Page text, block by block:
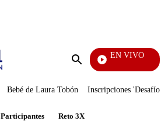
Enviar
EN VIVO
Sábados Felices
Bebé de Laura Tobón Inscripciones 'Desafío'
Participantes Reto 3X